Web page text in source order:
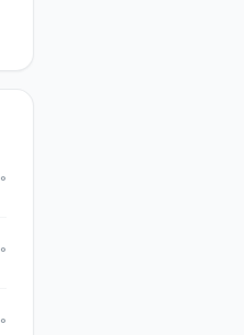
°
°
°